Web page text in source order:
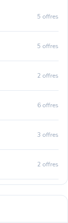
5 offres
5 offres
2 offres
6 offres
3 offres
2 offres